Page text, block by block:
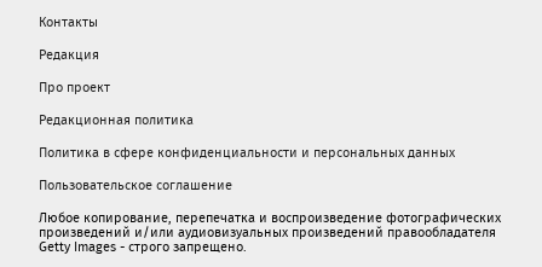
Контакты
Редакция
Про проект
Редакционная политика
Политика в сфере конфиденциальности и персональных данных
Пользовательское соглашение
Любое копирование, перепечатка и воспроизведение фотографических
произведений и/или аудиовизуальных произведений правообладателя
Getty Images - строго запрещено.